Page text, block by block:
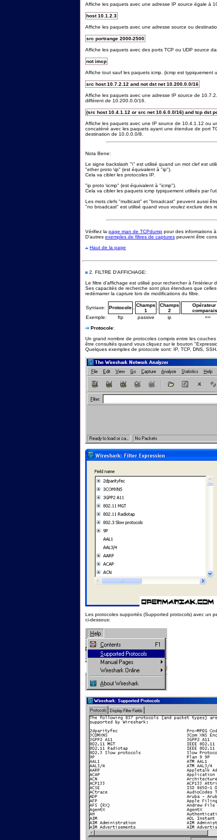
Affiche les paquets avec une adresse IP source égale à
host 10.1.2.3
Affiche les paquets avec une adresse source ou
src portrange 2000-2500
Affiche les paquets avec des ports TCP ou UDP source
not imcp
Affiche tout sauf les paquets icmp. (icmp est typiquement
src host 10.7.2.12 and not dst net 10.200.0.0/16
Affiche les paquets avec une adresse IP source de
différent de 10.200.0.0/16.
(src host 10.4.1.12 or src net 10.6.0.0/16) and tcp dst
Affiche les paquets avec une IP source de 10.4.1.12 ou
concaténé avec les paquets ayant une étendue de port
destination de 10.0.0.0/8.
Nota Bene:
Le signe backslash "\" est utilisé quand un mot clef est
"ether proto \ip" (est équivalent à "ip").
Cela va cibler les protocoles IP.
"ip proto \icmp" (est équivalent à "icmp").
Cela va cibler les paquets icmp typiquement utilisés par
Les mots clefs "multicast" et "broadcast" peuvent aussi
"no broadcast" est utilisé quand vous voulez exclure des
Vérifiez la page man de TCPdump pour des informations
D'autres exemples de filtres de captures peuvent être
Haut de la page
2. FILTRE D'AFFICHAGE:
Le filtre d'affichage est utilisé pour rechercher à l'intérieur
Ses capacités de recherche sont plus étendues que
redémarrer la capture lors de modifications du filtre.
Syntaxe: Protocole
Champs
1
Champs
2
Opérateur
Exemple:
ftp passive ip
==
Protocole:
Un grand nombre de protocoles compris entre les
être consultés quand vous cliquez sur le bouton
Quelques exemples de protocole sont: IP, TCP, DNS, SSH.
Les protocoles supportés (Supported protocols) avec un
ci-dessous: